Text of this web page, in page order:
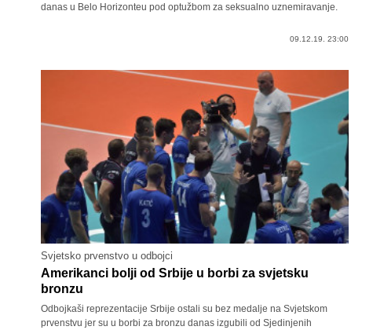
danas u Belo Horizonteu pod optužbom za seksualno uznemiravanje.
09.12.19. 23:00
Svjetsko prvenstvo u odbojci
Amerikanci bolji od Srbije u borbi za svjetsku
bronzu
Odbojkaši reprezentacije Srbije ostali su bez medalje na Svjetskom
prvenstvu jer su u borbi za bronzu danas izgubili od Sjedinjenih